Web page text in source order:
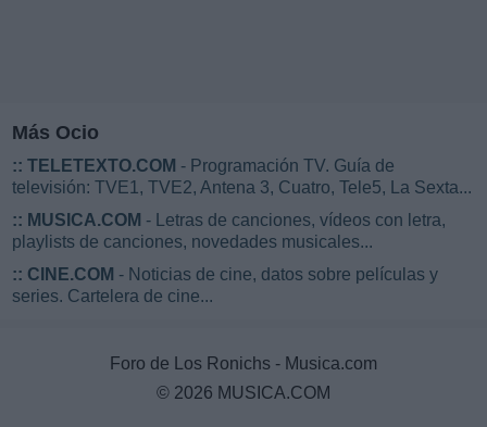
Más Ocio
:: TELETEXTO.COM - Programación TV. Guía de
televisión: TVE1, TVE2, Antena 3, Cuatro, Tele5, La Sexta...
:: MUSICA.COM - Letras de canciones, vídeos con letra,
playlists de canciones, novedades musicales...
:: CINE.COM - Noticias de cine, datos sobre películas y
series. Cartelera de cine...
Foro de Los Ronichs - Musica.com
© 2026 MUSICA.COM